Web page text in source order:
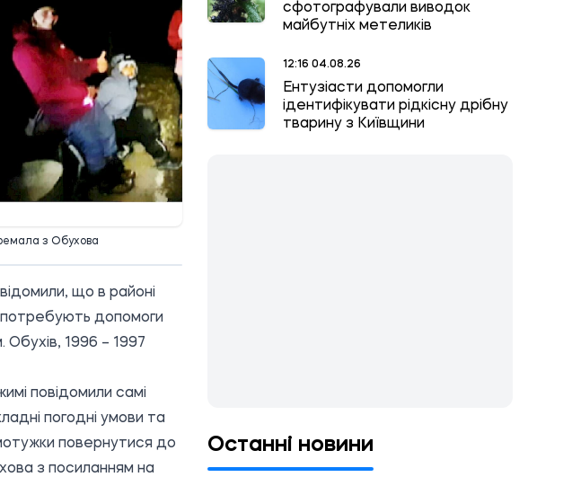
з Обухова
що в районі
допомоги
1996 – 1997
повідомили самі
погодні умови та
повернутися до
з посиланням на
сфотографували виводок
майбутніх метеликів
12:16 04.08.26
Ентузіасти допомогли
ідентифікувати рідкісну дрібну
тварину з Київщини
Останні новини